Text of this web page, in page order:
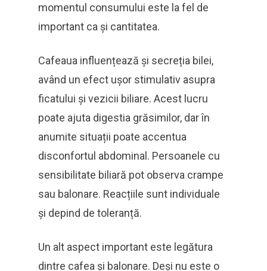
momentul consumului este la fel de
important ca și cantitatea.
Cafeaua influențează și secreția bilei,
având un efect ușor stimulativ asupra
ficatului și vezicii biliare. Acest lucru
poate ajuta digestia grăsimilor, dar în
anumite situații poate accentua
disconfortul abdominal. Persoanele cu
sensibilitate biliară pot observa crampe
sau balonare. Reacțiile sunt individuale
și depind de toleranță.
Un alt aspect important este legătura
dintre cafea și balonare. Deși nu este o